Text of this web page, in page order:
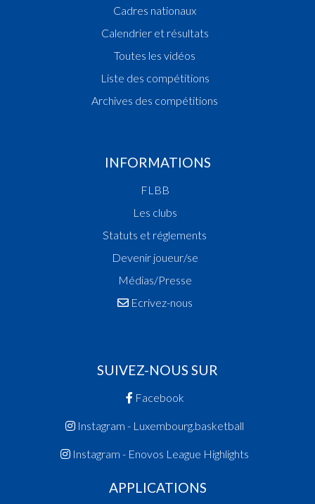
Cadres nationaux
Calendrier et résultats
Toutes les vidéos
Liste des compétitions
Archives des compétitions
INFORMATIONS
FLBB
Les clubs
Statuts et réglements
Devenir joueur/se
Médias/Presse
Ecrivez-nous
SUIVEZ-NOUS SUR
Facebook
Instagram - Luxembourg.basketball
Instagram - Enovos League Highlights
APPLICATIONS